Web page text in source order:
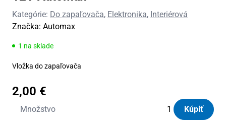
Kategórie: Do zapaľovača, Elektronika, Interiérová
Značka: Automax
1 na sklade
Vložka do zapaľovača
2,00 €
Množstvo
množstvo
Kúpiť